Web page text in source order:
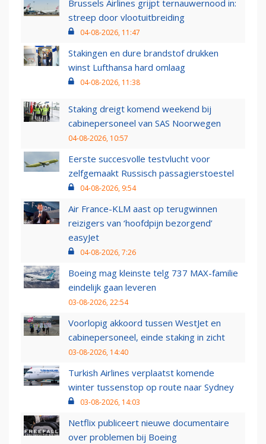
Brussels Airlines grijpt ternauwernood in:
streep door vlootuitbreiding
04-08-2026, 11:47
Stakingen en dure brandstof drukken
winst Lufthansa hard omlaag
04-08-2026, 11:38
Staking dreigt komend weekend bij
cabinepersoneel van SAS Noorwegen
04-08-2026, 10:57
Eerste succesvolle testvlucht voor
zelfgemaakt Russisch passagierstoestel
04-08-2026, 9:54
Air France-KLM aast op terugwinnen
reizigers van ‘hoofdpijn bezorgend’
easyJet
04-08-2026, 7:26
Boeing mag kleinste telg 737 MAX-familie
eindelijk gaan leveren
03-08-2026, 22:54
Voorlopig akkoord tussen WestJet en
cabinepersoneel, einde staking in zicht
03-08-2026, 14:40
Turkish Airlines verplaatst komende
winter tussenstop op route naar Sydney
03-08-2026, 14:03
Netflix publiceert nieuwe documentaire
over problemen bij Boeing